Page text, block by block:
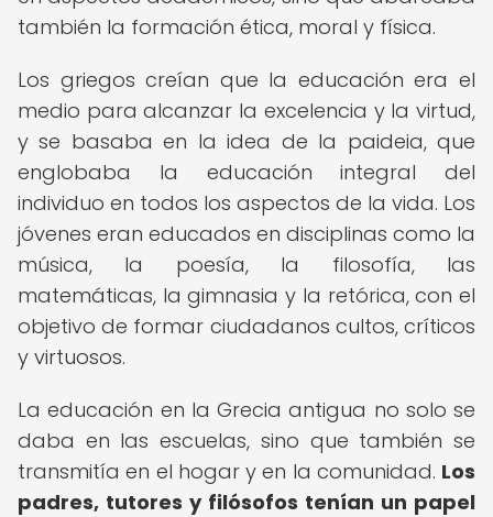
también la formación ética, moral y física.
Los griegos creían que la educación era el
medio para alcanzar la excelencia y la virtud,
y se basaba en la idea de la paideia, que
englobaba la educación integral del
individuo en todos los aspectos de la vida. Los
jóvenes eran educados en disciplinas como la
música, la poesía, la filosofía, las
matemáticas, la gimnasia y la retórica, con el
objetivo de formar ciudadanos cultos, críticos
y virtuosos.
La educación en la Grecia antigua no solo se
daba en las escuelas, sino que también se
transmitía en el hogar y en la comunidad. Los
padres, tutores y filósofos tenían un papel